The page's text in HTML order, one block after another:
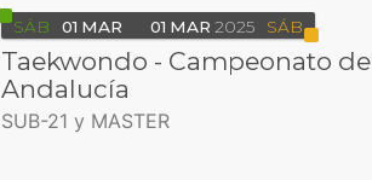
SÁB 01 MAR 01 MAR 2025 SÁB
Taekwondo - Campeonato de
Andalucía
SUB-21 y MASTER